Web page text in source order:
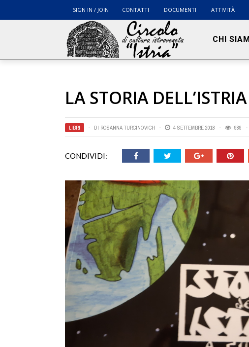
SIGN IN / JOIN CONTATTI DOCUMENTI ATTIVITÀ
CHI
LA STORIA
LIBRI DI ROSANNA TURCINOVICH 4 SETTEMBRE 2018 989
CONDIVIDI: